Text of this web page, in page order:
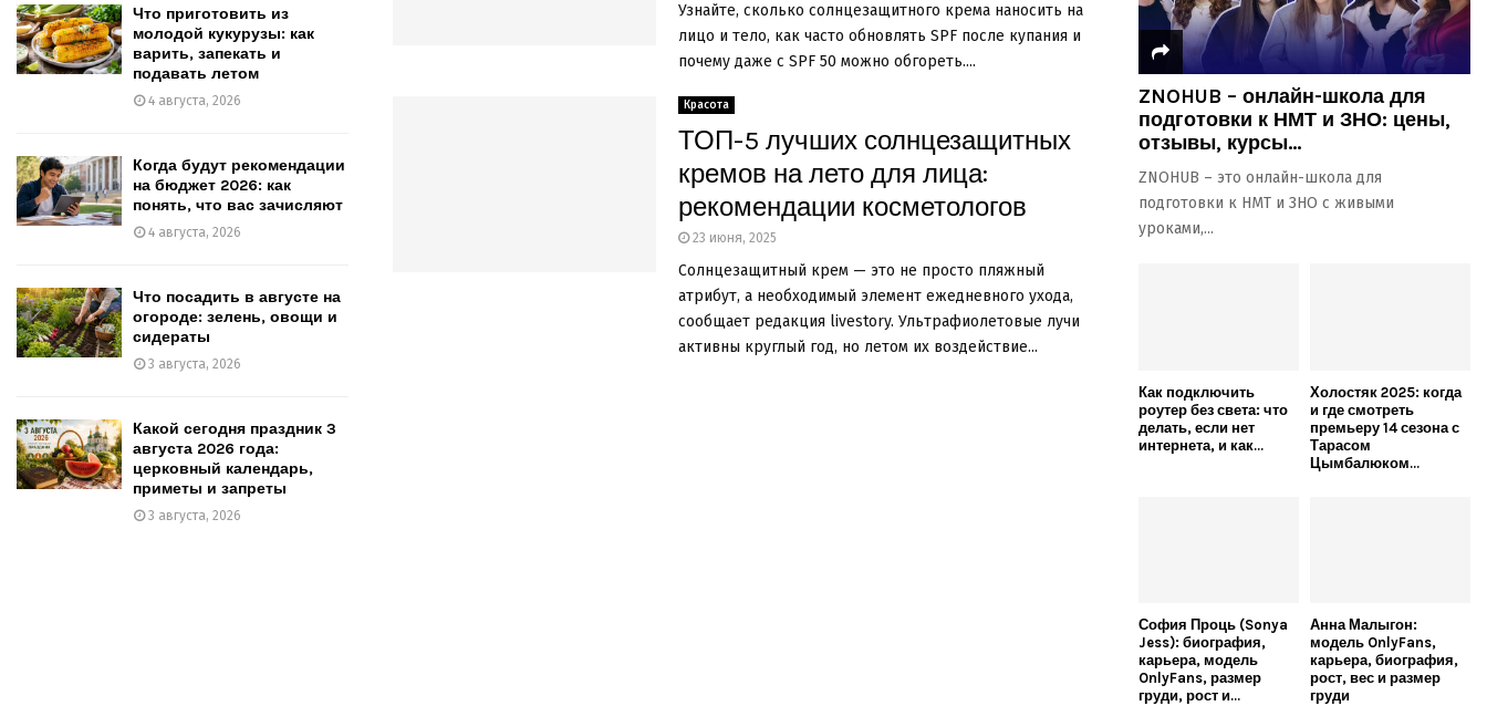
Узнайте, сколько солнцезащитного крема наносить на
лицо и тело, как часто обновлять SPF после купания и
почему даже с SPF 50 можно обгореть....
Красота
ТОП-5 лучших солнцезащитных
кремов на лето для лица:
рекомендации косметологов
23 июня, 2025
Солнцезащитный крем — это не просто пляжный
атрибут, а необходимый элемент ежедневного ухода,
сообщает редакция livestory. Ультрафиолетовые лучи
активны круглый год, но летом их воздействие...
Что приготовить из
молодой кукурузы: как
варить, запекать и
подавать летом
4 августа, 2026
Когда будут рекомендации
на бюджет 2026: как
понять, что вас зачисляют
4 августа, 2026
Что посадить в августе на
огороде: зелень, овощи и
сидераты
3 августа, 2026
Какой сегодня праздник 3
августа 2026 года:
церковный календарь,
приметы и запреты
3 августа, 2026
ZNOHUB – онлайн-школа для
подготовки к НМТ и ЗНО: цены,
отзывы, курсы...
ZNOHUB – это онлайн-школа для
подготовки к НМТ и ЗНО с живыми
уроками,...
Как подключить
роутер без света: что
делать, если нет
интернета, и как...
Холостяк 2025: когда
и где смотреть
премьеру 14 сезона с
Тарасом
Цымбалюком...
София Проць (Sonya
Jess): биография,
карьера, модель
OnlyFans, размер
груди, рост и...
Анна Малыгон:
модель OnlyFans,
карьера, биография,
рост, вес и размер
груди